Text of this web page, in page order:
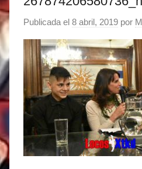
Publicada el 8 abril, 2019 por